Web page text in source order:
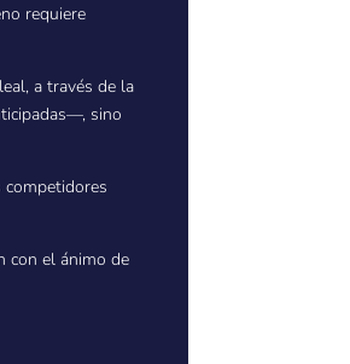
requiere
a través de la
sino
con el ánimo de